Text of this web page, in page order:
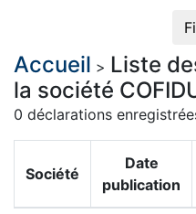
Accueil > Liste
la société
0 déclarations
Société
Date
publication